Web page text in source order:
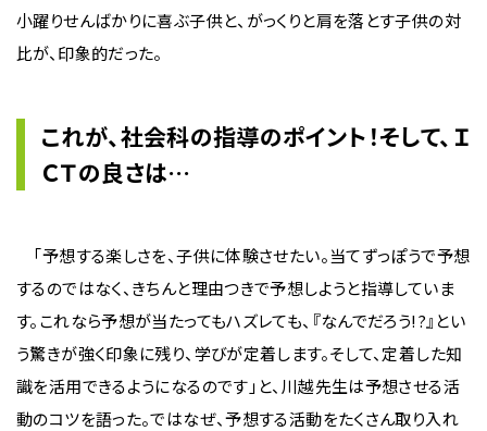
小躍りせんばかりに喜ぶ子供と、がっくりと肩を落とす子供の対
比が、印象的だった。
これが、社会科の指導のポイント！そして、Ｉ
ＣＴの良さは…
「予想する楽しさを、子供に体験させたい。当てずっぽうで予想
するのではなく、きちんと理由つきで予想しようと指導していま
す。これなら予想が当たってもハズレても、『なんでだろう!?』とい
う驚きが強く印象に残り、学びが定着します。そして、定着した知
識を活用できるようになるのです」と、川越先生は予想させる活
動のコツを語った。ではなぜ、予想する活動をたくさん取り入れ